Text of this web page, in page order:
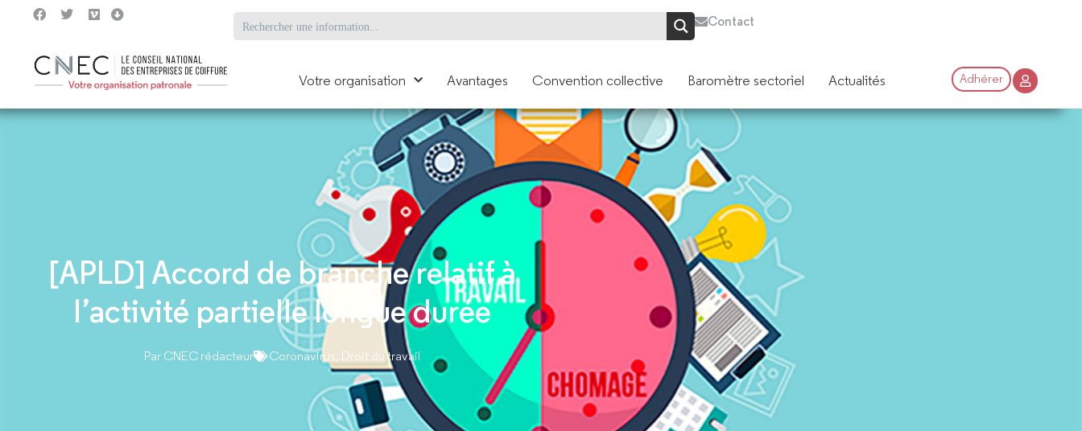
Contact
Votre organisation Avantages Convention collective Baromètre sectoriel Actualités Adhérer
[APLD] Accord de branche relatif à
l’activité partielle longue durée
ParCNEC rédacteur Coronavirus, Droit du travail